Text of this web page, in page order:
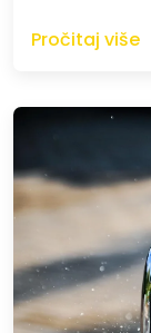
Pročitaj više